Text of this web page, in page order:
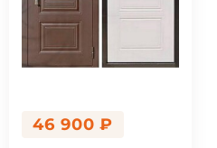
46 900 ₽